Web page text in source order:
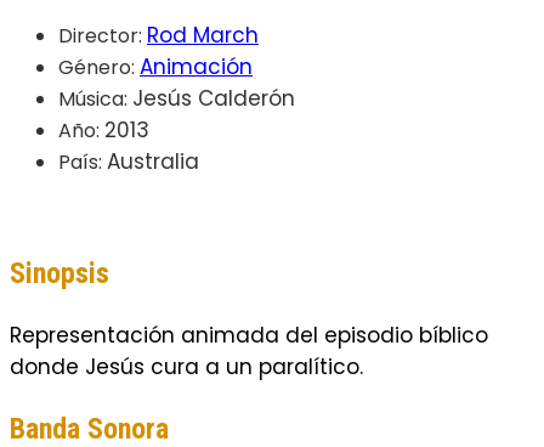
Director: Rod March
Género: Animación
Música: Jesús Calderón
Año: 2013
País: Australia
Sinopsis
Representación animada del episodio bí­blico
donde Jesús cura a un paralí­tico.
Banda Sonora